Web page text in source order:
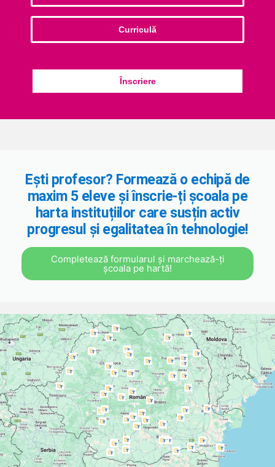
Curriculă
Înscriere
Ești profesor? Formează o echipă de
maxim 5 eleve și înscrie-ți școala pe
harta instituțiilor care susțin activ
progresul și egalitatea în tehnologie!
Completează formularul și marchează-ți
școala pe hartă!